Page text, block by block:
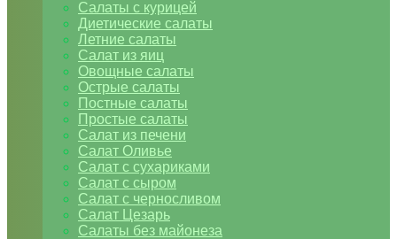
Салаты с курицей
Диетические салаты
Летние салаты
Салат из яиц
Овощные салаты
Острые салаты
Постные салаты
Простые салаты
Салат из печени
Салат Оливье
Салат с сухариками
Салат с сыром
Салат с черносливом
Салат Цезарь
Салаты без майонеза